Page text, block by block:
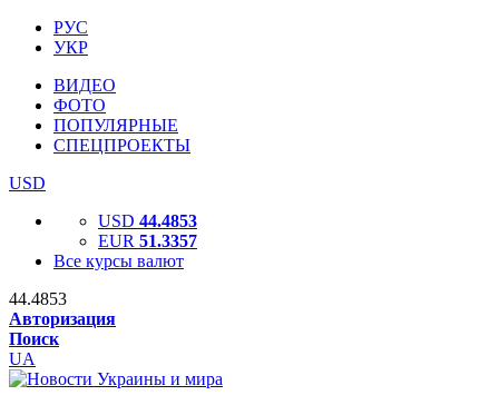
РУС
УКР
ВИДЕО
ФОТО
ПОПУЛЯРНЫЕ
СПЕЦПРОЕКТЫ
USD
USD 44.4853
EUR 51.3357
Все курсы валют
44.4853
Авторизация
Поиск
UA